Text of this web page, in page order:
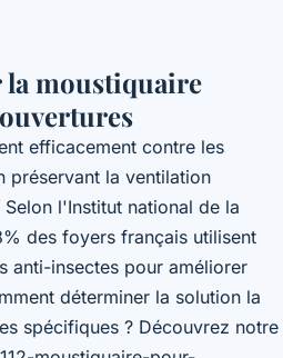
moustiquaire
efficacement contre les
préservant la ventilation
l'Institut national de la
des foyers français utilisent
anti-insectes pour améliorer
déterminer la solution la
spécifiques ? Découvrez notre